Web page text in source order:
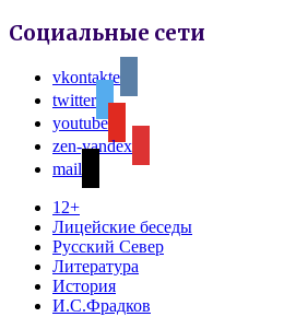
Социальные сети
vkontakte
twitter
youtube
zen-yandex
mail
12+
Лицейские беседы
Русский Север
Литература
История
И.С.Фрадков